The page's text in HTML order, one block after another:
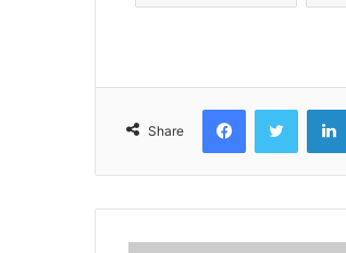
Share
FacebookTwitter